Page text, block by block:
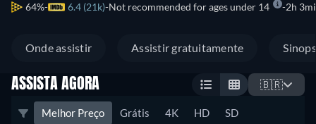
64% 6.4 (21k) Not recommended for ages under 14 2h
Onde assistir Assistir gratuitamente
ASSISTA AGORA 🇧🇷
Melhor Preço Grátis 4K HD SD